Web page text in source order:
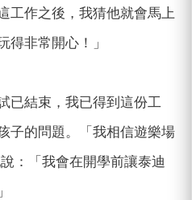
工作之後，我猜他就會馬上
得非常開心！」
已結束，我已得到這份工
子的問題。「我相信遊樂場
：「我會在開學前讓泰迪